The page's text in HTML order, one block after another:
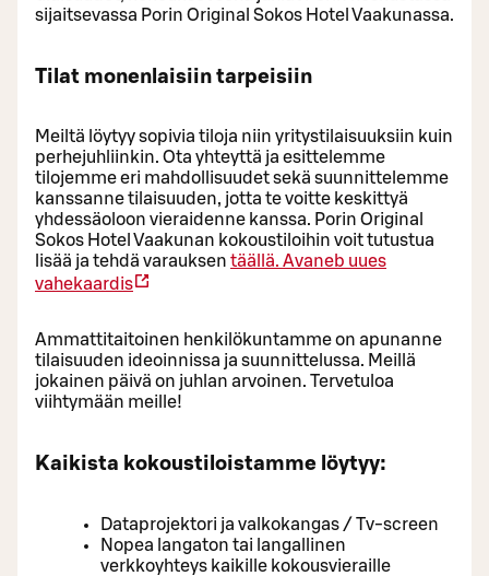
sijaitsevassa Porin Original Sokos Hotel Vaakunassa.
Tilat monenlaisiin tarpeisiin
Meiltä löytyy sopivia tiloja niin yritystilaisuuksiin kuin
perhejuhliinkin. Ota yhteyttä ja esittelemme
tilojemme eri mahdollisuudet sekä suunnittelemme
kanssanne tilaisuuden, jotta te voitte keskittyä
yhdessäoloon vieraidenne kanssa. Porin Original
Sokos Hotel Vaakunan kokoustiloihin voit tutustua
lisää ja tehdä varauksen täällä. Avaneb uues
vahekaardis
Ammattitaitoinen henkilökuntamme on apunanne
tilaisuuden ideoinnissa ja suunnittelussa. Meillä
jokainen päivä on juhlan arvoinen. Tervetuloa
viihtymään meille!
Kaikista kokoustiloistamme löytyy:
Dataprojektori ja valkokangas / Tv-screen
Nopea langaton tai langallinen
verkkoyhteys kaikille kokousvieraille